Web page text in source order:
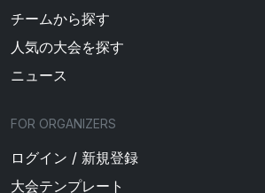
チームから探す
人気の大会を探す
ニュース
FOR ORGANIZERS
ログイン / 新規登録
大会テンプレート